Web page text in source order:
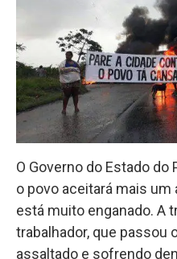
O Governo do Estado do
o povo aceitará mais
está muito enganado. A
trabalhador, que passou
assaltado e sofrendo